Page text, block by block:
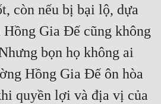
còn nếu bị bại lộ, dựa
Gia Đế cũng không
bọn họ không ai
Hồng Gia Đế ôn hòa
quyền lợi và địa vị của